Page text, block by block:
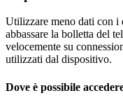
Utilizzare meno dati con
abbassare la bolletta del
velocemente su
utilizzati dal dispositivo.
Dove è possibile